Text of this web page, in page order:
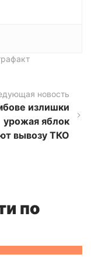
новость
излишки
урожая яблок
вывозу ТКО
по